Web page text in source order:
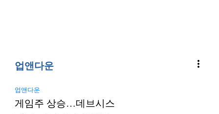
업앤다운 more_vert
업앤다운
게임주 상승…데브시스